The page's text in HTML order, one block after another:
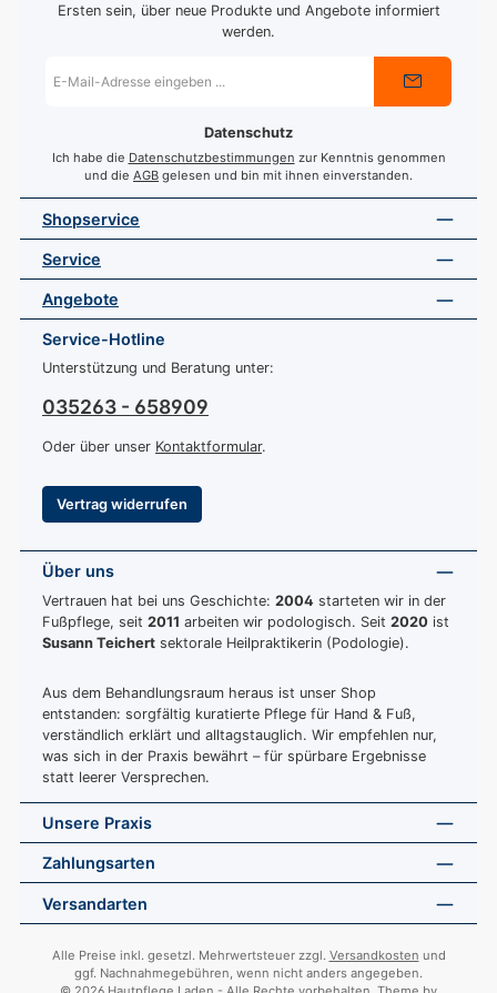
Ersten sein, über neue Produkte und Angebote informiert
werden.
Mail-
Datenschutz
Ich habe die Datenschutzbestimmungen zur Kenntnis genommen
und die AGB gelesen und bin mit ihnen einverstanden.
Shopservice
Service
Angebote
Service-Hotline
Unterstützung und Beratung unter:
035263 - 658909
Oder über unser Kontaktformular.
Vertrag widerrufen
Über uns
Vertrauen hat bei uns Geschichte: 2004 starteten wir in der
Fußpflege, seit 2011 arbeiten wir podologisch. Seit 2020 ist
Susann Teichert sektorale Heilpraktikerin (Podologie).
Aus dem Behandlungsraum heraus ist unser Shop
entstanden: sorgfältig kuratierte Pflege für Hand & Fuß,
verständlich erklärt und alltagstauglich. Wir empfehlen nur,
was sich in der Praxis bewährt – für spürbare Ergebnisse
statt leerer Versprechen.
Unsere Praxis
Zahlungsarten
Versandarten
Alle Preise inkl. gesetzl. Mehrwertsteuer zzgl. Versandkosten und
ggf. Nachnahmegebühren, wenn nicht anders angegeben.